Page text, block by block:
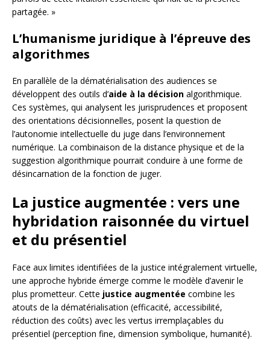
partagée. »
L’humanisme juridique à l’épreuve des
algorithmes
En parallèle de la dématérialisation des audiences se
développent des outils d’aide à la décision algorithmique.
Ces systèmes, qui analysent les jurisprudences et proposent
des orientations décisionnelles, posent la question de
l’autonomie intellectuelle du juge dans l’environnement
numérique. La combinaison de la distance physique et de la
suggestion algorithmique pourrait conduire à une forme de
désincarnation de la fonction de juger.
La justice augmentée : vers une
hybridation raisonnée du virtuel
et du présentiel
Face aux limites identifiées de la justice intégralement virtuelle,
une approche hybride émerge comme le modèle d’avenir le
plus prometteur. Cette justice augmentée combine les
atouts de la dématérialisation (efficacité, accessibilité,
réduction des coûts) avec les vertus irremplaçables du
présentiel (perception fine, dimension symbolique, humanité).